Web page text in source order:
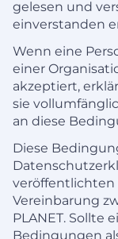
gelesen und
einverstanden
Wenn eine
einer
akzeptiert,
sie
an diese
Diese
veröffentlichten
Vereinbarung
PLANET. Sollte
Bedingungen